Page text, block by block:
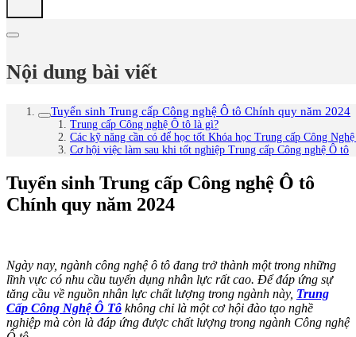
Nội dung bài viết
Tuyển sinh Trung cấp Công nghệ Ô tô Chính quy năm 2024
Trung cấp Công nghệ Ô tô là gì?
Các kỹ năng cần có để học tốt Khóa học Trung cấp Công
Cơ hội việc làm sau khi tốt nghiệp Trung cấp Công nghệ Ô tô
Tuyển sinh Trung cấp Công nghệ Ô tô
Chính quy năm 2024
Ngày nay, ngành công nghệ ô tô đang trở thành một trong những
lĩnh vực có nhu cầu tuyển dụng nhân lực rất cao. Để đáp ứng sự
tăng cầu về nguồn nhân lực chất lượng trong ngành này, Trung
Cấp Công Nghệ Ô Tô không chỉ là một cơ hội đào tạo nghề
nghiệp mà còn là đáp ứng được chất lượng trong ngành Công nghệ